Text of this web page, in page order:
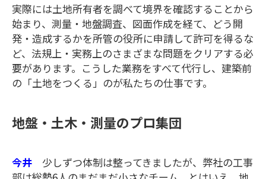
実際には土地所有者を調べて境界を確認することから
始まり、測量・地盤調査、図面作成を経て、どう開
発・造成するかを所管の役所に申請して許可を得るな
ど、法規上・実務上のさまざまな問題をクリアする必
要があります。こうした業務をすべて代行し、建築前
の「土地をつくる」のが私たちの仕事です。
地盤・土木・測量のプロ集団
今井 少しずつ体制は整ってきましたが、弊社の工事